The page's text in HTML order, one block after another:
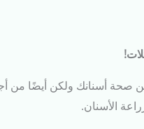
صحة أسنانك ولكن أيضًا من
الأسنان.